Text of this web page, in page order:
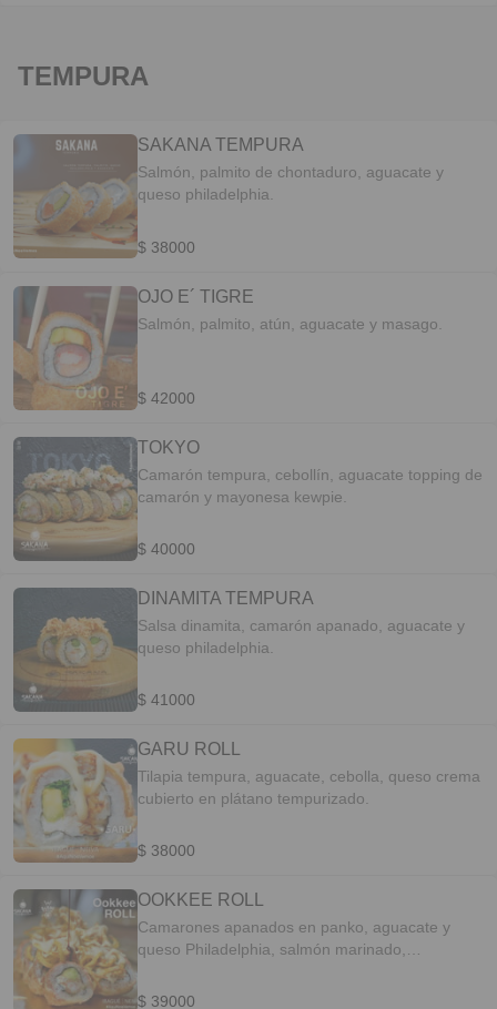
TEMPURA
SAKANA TEMPURA
Salmón, palmito de chontaduro, aguacate y
queso philadelphia.
$ 38000
OJO E´ TIGRE
Salmón, palmito, atún, aguacate y masago.
$ 42000
TOKYO
Camarón tempura, cebollín, aguacate topping de
camarón y mayonesa kewpie.
$ 40000
DINAMITA TEMPURA
Salsa dinamita, camarón apanado, aguacate y
queso philadelphia.
$ 41000
GARU ROLL
Tilapia tempura, aguacate, cebolla, queso crema
cubierto en plátano tempurizado.
$ 38000
OOKKEE ROLL
Camarones apanados en panko, aguacate y
queso Philadelphia, salmón marinado,
reducción de balsámico de especias orientales
$ 39000